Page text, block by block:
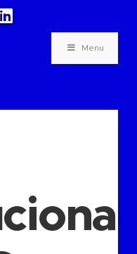
LinkedIn
Menu